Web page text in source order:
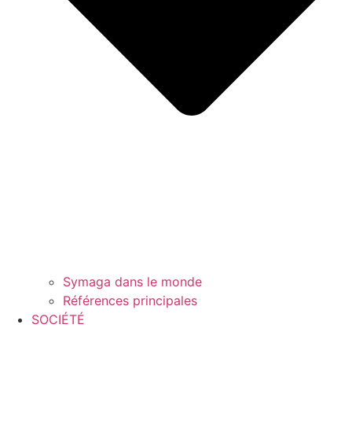
Symaga dans le monde
Références principales
SOCIÉTÉ